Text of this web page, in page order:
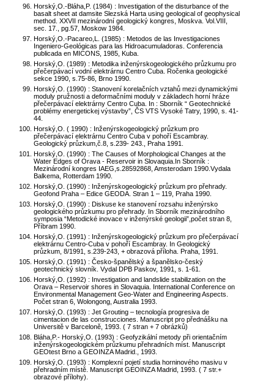
Horský,O.-Bláha,P. (1984) : Investigation of the disturbance of the
basalt sheet at damsite Slezská Harta using geological of geophysical
method. XXVII mezinárodní geologický kongres, Moskva. Vol.VIII,
sec. 17., pg.57, Moskow 1984.
Horský,O.-Pacareo,L. (1985) : Metodos de las Investigaciones
Ingeniero-Geológicas para las Hidroacumuladoras. Conferencia
publicada en MICONS, 1985, Kuba.
Horský,O. (1989) : Metodika inženýrskogeologického průzkumu pro
přečerpávací vodní elektrárnu Centro Cuba. Ročenka geologické
sekce 1990, s.75-86, Brno 1990.
Horský,O. (1990) : Stanovení korelačních vztahů mezi dynamickými
moduly pružnosti a deformačními moduly v základech horní hráze
přečerpávací elektrárny Centro Cuba. In : Sborník “ Geotechnické
problémy energetickej výstavby”, ČS VTS Vysoké Tatry, 1990, s. 41-
44.
Horský,O. ( 1990) : Inženýrskogeologický průzkum pro
přečerpávací elektrárnu Centro Cuba v pohoří Escambray.
Geologický průzkum,č.8, s.239- 243., Praha 1991.
Horský,O. (1990) : The Causes of Morphological Changes at the
Water Edges of Orava - Reservoir in Slovaquia.In Sborník :
Mezinárodní kongres IAEG,s.28592868, Amsterodam 1990.Vydala
Balkema, Rotterdam 1990.
Horský,O. (1990) : Inženýrskogeologický průzkum pro přehrady.
Geofond Praha – Edice GEODA. Stran 1 – 119, Praha 1990.
Horský,O. (1990) : Diskuse ke stanovení rozsahu inženýrsko
geologického průzkumu pro přehrady. In Sborník mezinárodního
symposia “Metodické inovace v inženýrské geologii”,počet stran 8,
Příbram 1990.
Horský,O. (1991) : Inženýrskogeologický průzkum pro přečerpávací
elektrárnu Centro-Cuba v pohoří Escambray. In Geologický
průzkum, 8/1991, s.239-243, + obrazová příloha. Praha, 1991.
Horský,O. (1991) : Česko-španělský a španělsko-český
geotechnický slovník. Vydal DPB Paskov, 1991, s. 1-61.
Horský,O. (1992) : Investigation and landslide stabilization on the
Orava – Reservoir shores in Slovaquia. International Conference on
Environmental Management Geo-Water and Engineering Aspects.
Počet stran 6, Wolongong, Australia 1993.
Horský,O. (1993) : Jet Grouting – tecnología progresiva de
cimentacion de las construcciones. Manuscript pro přednášku na
Universitě v Barceloně, 1993. ( 7 stran + 7 obrázků)
Bláha,P.- Horský,O. (1993) : Geofyzikální metody při orientačním
inženýrskogeologickém průzkumu přehradních míst. Manuscript
GEOtest Brno a GEOINZA Madrid., 1993.
Horský,O. (1993) : Komplexní pojetí studia horninového masivu v
přehradním místě. Manuscript GEOINZA Madrid, 1993. ( 7 str.+
obrazové přílohy).